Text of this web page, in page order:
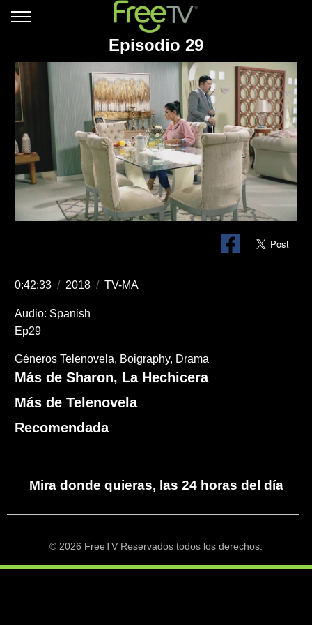
Episodio 29
0:42:33 / 2018 / TV-MA
Audio: Spanish
Ep29
Géneros Telenovela Boigraphy Drama
Más de Sharon, La Hechicera
Más de Telenovela
Recomendada
Mira donde quieras, las 24 horas del día
© 2026 FreeTV Reservados todos los derechos.